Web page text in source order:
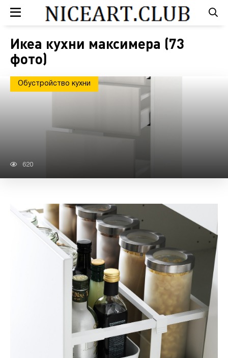
Икеа кухни максимера (73
фото)
Обустройство кухни
620